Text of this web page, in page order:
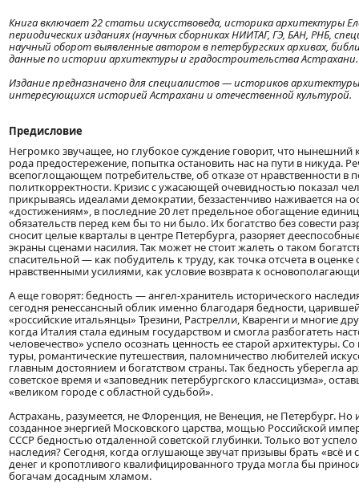
Книга включает 22 статьи искусствоведа, историка архитектуры
периодических изданиях (научных сборниках НИИТАГ, ГЭ, БАН, РНБ,
научный оборот выявленные автором в петербургских архивах,
данные по истории архитектуры и градостроительства Астрахани.
Издание предназначено для специалистов — историков
интересующихся историей Астрахани и отечественной культурой.
Предисловие
Негромко звучащее, но глубокое суждение говорит, что
рода предостережение, попытка остановить нас на пути в никуда.
всепоглощающем потребительстве, об отказе от нравственности
политкорректности. Кризис с ужасающей очевидностью показал
прикрываясь идеалами демократии, беззастенчиво наживается
«достижениям», в последние 20 лет предельное обогащение
обязательств перед кем бы то ни было. Их богатство без совести
сносит целые кварталы в центре Петербурга, разоряет
экраны сценами насилия. Так может не стоит жалеть о таком
спасительной — как побудитель к труду, как точка отсчета в
нравственными усилиями, как условие возврата к
А еще говорят: бедность — ангел-хранитель исторического
сегодня ренессансный облик именно благодаря бедности,
«российские итальянцы» Трезини, Растрелли, Кваренги и многие
когда Италия стала единым государством и смогла разбогатеть
человечество» успело осознать ценность ее старой архитектуры.
туры, романтические путешествия, паломничество любителей
главным достоянием и богатством страны. Так бедность уберегла
советское время и «заповедник петербургского классицизма»,
«великом городе с областной судьбой».
Астрахань, разумеется, не Флоренция, не Венеция, не Петербург. Но
созданное энергией Московского царства, мощью Российской
СССР бедностью отдаленной советской глубинки. Только вот
наследия? Сегодня, когда оглушающе звучат призывы брать «всё и
денег и кропотливого квалифицированного труда могла бы
богачам досадным хламом.